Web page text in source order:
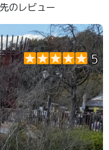
のレビュー
5